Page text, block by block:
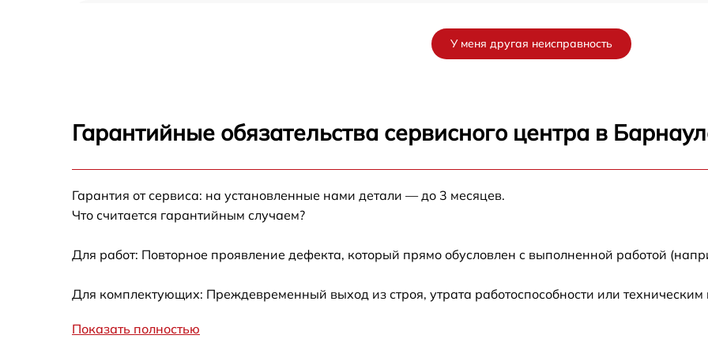
Замена электросхемы Sharp SJ-B336ZRWH от 60 мин
B336ZRWH
от 60 мин
Ремонт датчика морозильного отделения
Sharp SJ-B336ZRWH
У меня другая неисправность
Гарантийные обязательства сервисного центра в
Гарантия от сервиса: на установленные нами детали — до 3 месяцев.
Что считается гарантийным случаем?
Для работ: Повторное проявление дефекта, который прямо обусловлен с выполненной работой
Для комплектующих: Преждевременный выход из строя, утрата работоспособности или
Показать полностью